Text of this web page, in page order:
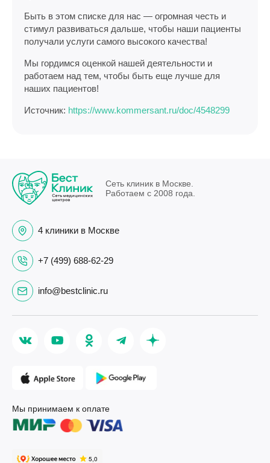
Быть в этом списке для нас — огромная честь и
стимул развиваться дальше, чтобы наши пациенты
получали услуги самого высокого качества!
Мы гордимся оценкой нашей деятельности и
работаем над тем, чтобы быть еще лучше для
наших пациентов!
Источник: https://www.kommersant.ru/doc/4548299
Сеть клиник в Москве.
Работаем с 2008 года.
4 клиники в Москве
+7 (499) 688-62-29
info@bestclinic.ru
Мы принимаем к оплате